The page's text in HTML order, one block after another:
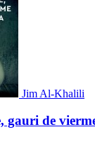
Jim Al-Khalili
gauri de